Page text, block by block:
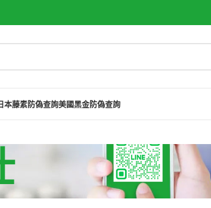
本藤素防偽查詢美國黑金防偽查詢